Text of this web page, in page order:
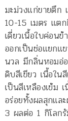
มะม่วงแก่ขายตึก
10-15 เมตร แต
เดี่ยวเนื้อใบค่อน
ออกเป็นช่อแยกแ
นวล มีกลิ่นหอมอ่
ดิบสีเขียว เนื้อใน
เป็นสีเหลืองเข้ม
อร่อยทั้งผลสุกแล
3 ผลต่อ 1 กิโลก